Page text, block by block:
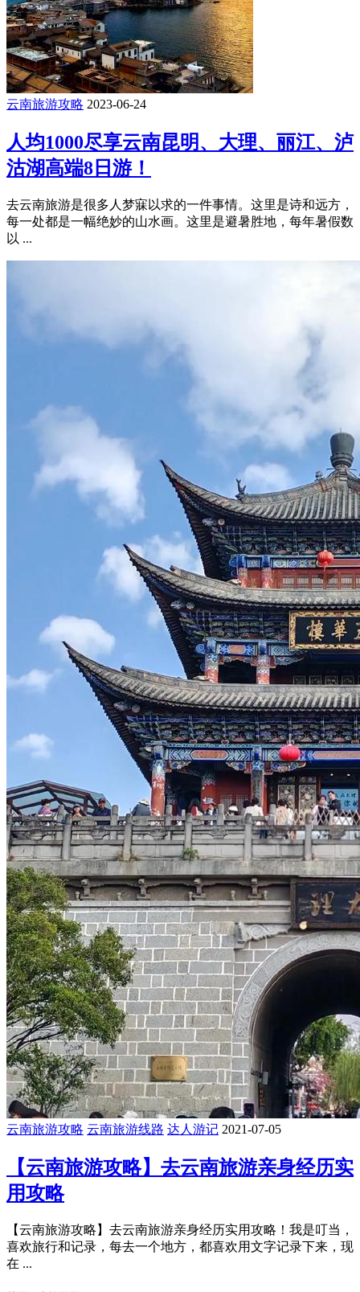
云南旅游攻略 2023-06-24
人均1000尽享云南昆明、大理、丽江、泸
沽湖高端8日游！
去云南旅游是很多人梦寐以求的一件事情。这里是诗和远方，
每一处都是一幅绝妙的山水画。这里是避暑胜地，每年暑假数
以 ...
云南旅游攻略 云南旅游线路 达人游记 2021-07-05
【云南旅游攻略】去云南旅游亲身经历实
用攻略
【云南旅游攻略】去云南旅游亲身经历实用攻略！我是叮当，
喜欢旅行和记录，每去一个地方，都喜欢用文字记录下来，现
在 ...